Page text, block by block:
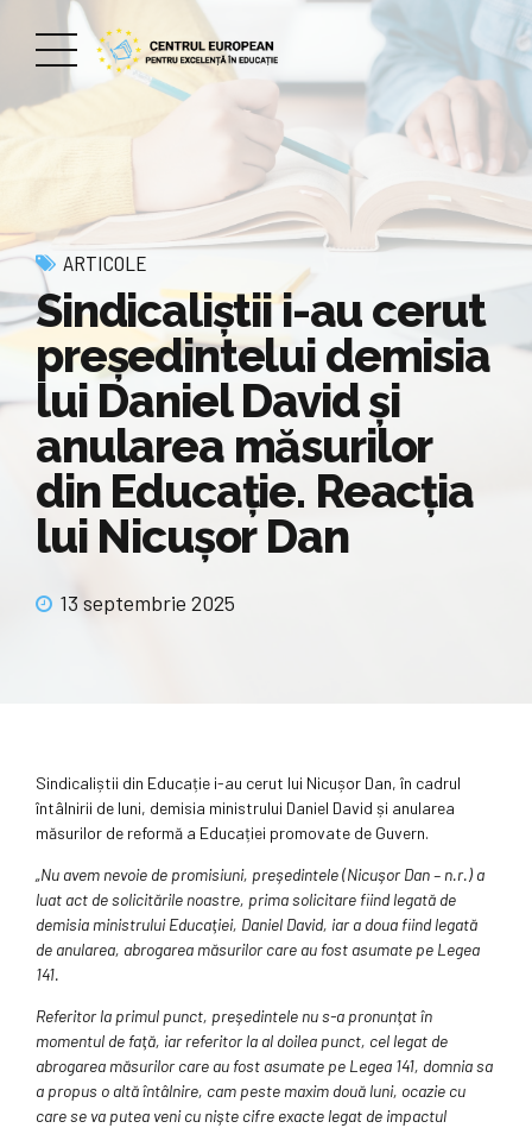
ARTICOLE
Sindicaliștii i-au cerut
președintelui demisia
lui Daniel David și
anularea măsurilor
din Educație. Reacția
lui Nicușor Dan
13 septembrie 2025
Sindicaliștii din Educație i-au cerut lui Nicușor Dan, în cadrul
întâlnirii de luni, demisia ministrului Daniel David și anularea
măsurilor de reformă a Educației promovate de Guvern.
„Nu avem nevoie de promisiuni, preşedintele (Nicuşor Dan – n.r.) a
luat act de solicitările noastre, prima solicitare fiind legată de
demisia ministrului Educaţiei, Daniel David, iar a doua fiind legată
de anularea, abrogarea măsurilor care au fost asumate pe Legea
141.
Referitor la primul punct, preşedintele nu s-a pronunţat în
momentul de faţă, iar referitor la al doilea punct, cel legat de
abrogarea măsurilor care au fost asumate pe Legea 141, domnia sa
a propus o altă întâlnire, cam peste maxim două luni, ocazie cu
care se va putea veni cu nişte cifre exacte legat de impactul